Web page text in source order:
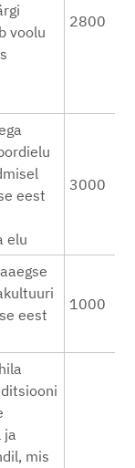
voolu
2800
eest
elu
3000
eest
1000
ja
mis